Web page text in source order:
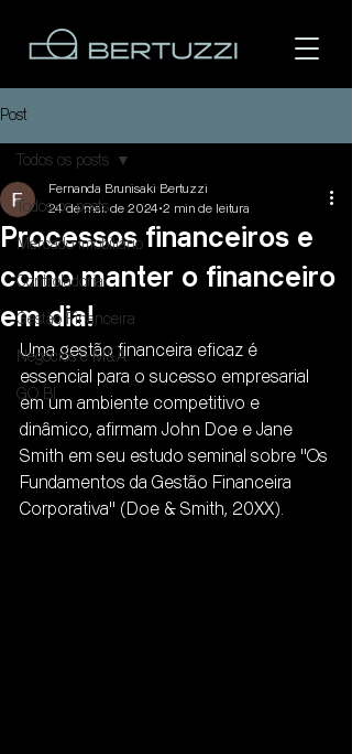
Área do cliente
Post
Todos os posts
Mercado Imobiliário
Controladoria
Gestão Financeira
Negócios e M&A
GO BI
Todos os posts
Processos financeiros e
como manter o financeiro
em dia!
Fernanda Brunisaki Bertuzzi
24 de mai. de 2024 2 min de leitura
Uma gestão financeira eficaz é
essencial para o sucesso empresarial
em um ambiente competitivo e
dinâmico, afirmam John Doe e Jane
Smith em seu estudo seminal sobre "Os
Fundamentos da Gestão Financeira
Corporativa" (Doe & Smith, 20XX).